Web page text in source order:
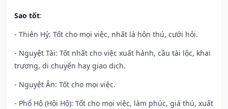
Sao tốt:
- Thiên Hỷ: Tốt cho mọi việc, nhất là hôn thú, cưới hỏi.
- Nguyệt Tài: Tốt nhất cho việc xuất hành, cầu tài lộc, khai
trương, di chuyển hay giao dịch.
- Nguyệt Ân: Tốt cho mọi việc.
- Phổ Hộ (Hội Hộ): Tốt cho mọi việc, làm phúc, giá thú, xuất